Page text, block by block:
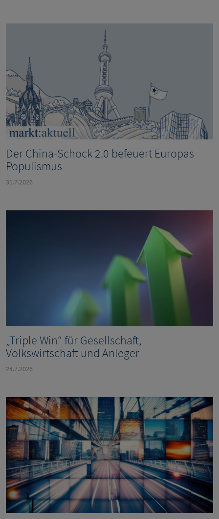
Der China-Schock 2.0 befeuert Europas
Populismus
31.7.2026
„Triple Win“ für Gesellschaft,
Volkswirtschaft und Anleger
24.7.2026